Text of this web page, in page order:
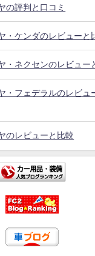
の評判と口コミ
・ケンダのレビューと
・ネクセンのレビュー
・フェデラルのレビュ
のレビューと比較